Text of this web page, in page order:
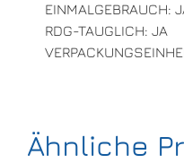
EINMALGEBRAUCH:
RDG-TAUGLICH: JA
Ähnliche